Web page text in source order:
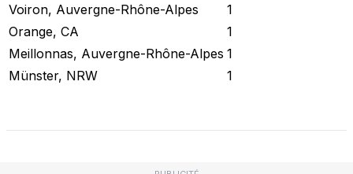
Voiron, Auvergne-Rhône-Alpes
1
Orange, CA
1
Meillonnas, Auvergne-Rhône-Alpes 1
Münster, NRW
1